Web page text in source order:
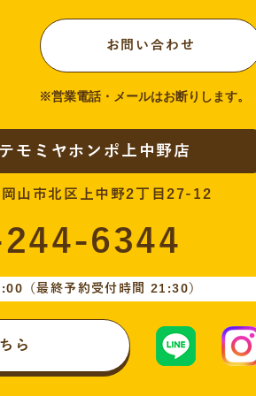
お問い合わせ
モミヤホンポ上中野店
山市北区上中野2丁目27-12
6344
（最終予約受付時間 21:30）
ら